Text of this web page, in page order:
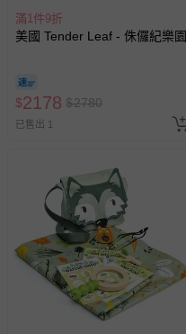
滿1件9折
美國 Tender Leaf - 侏儸紀樂園
$2178 $2780
已售出 1